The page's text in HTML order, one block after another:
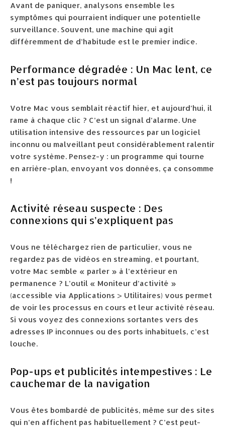
Avant de paniquer, analysons ensemble les
symptômes qui pourraient indiquer une potentielle
surveillance. Souvent, une machine qui agit
différemment de d’habitude est le premier indice.
Performance dégradée : Un Mac lent, ce
n’est pas toujours normal
Votre Mac vous semblait réactif hier, et aujourd’hui, il
rame à chaque clic ? C’est un signal d’alarme. Une
utilisation intensive des ressources par un logiciel
inconnu ou malveillant peut considérablement ralentir
votre système. Pensez-y : un programme qui tourne
en arrière-plan, envoyant vos données, ça consomme
!
Activité réseau suspecte : Des
connexions qui s’expliquent pas
Vous ne téléchargez rien de particulier, vous ne
regardez pas de vidéos en streaming, et pourtant,
votre Mac semble « parler » à l’extérieur en
permanence ? L’outil « Moniteur d’activité »
(accessible via Applications > Utilitaires) vous permet
de voir les processus en cours et leur activité réseau.
Si vous voyez des connexions sortantes vers des
adresses IP inconnues ou des ports inhabituels, c’est
louche.
Pop-ups et publicités intempestives : Le
cauchemar de la navigation
Vous êtes bombardé de publicités, même sur des sites
qui n’en affichent pas habituellement ? C’est peut-